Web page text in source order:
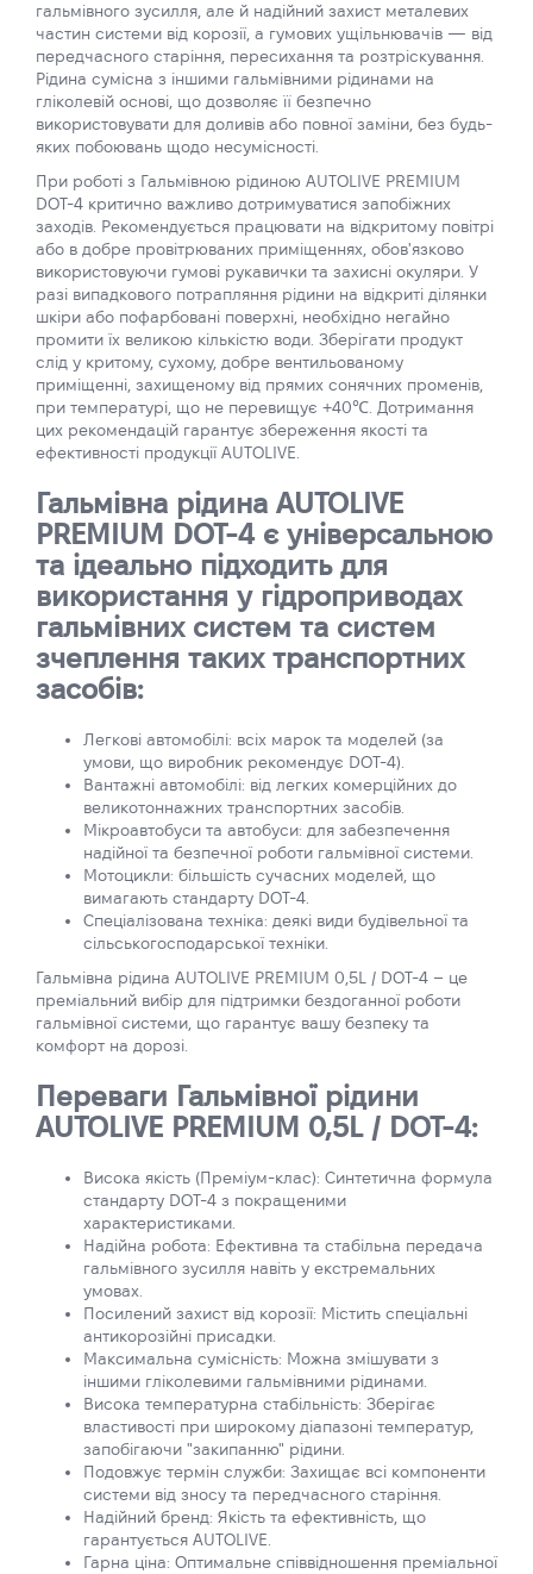
гальмівного зусилля, але й надійний захист металевих
частин системи від корозії, а гумових ущільнювачів — від
передчасного старіння, пересихання та розтріскування.
Рідина сумісна з іншими гальмівними рідинами на
гліколевій основі, що дозволяє її безпечно
використовувати для доливів або повної заміни, без будь-
яких побоювань щодо несумісності.
При роботі з Гальмівною рідиною AUTOLIVE PREMIUM
DOT-4 критично важливо дотримуватися запобіжних
заходів. Рекомендується працювати на відкритому повітрі
або в добре провітрюваних приміщеннях, обов'язково
використовуючи гумові рукавички та захисні окуляри. У
разі випадкового потрапляння рідини на відкриті ділянки
шкіри або пофарбовані поверхні, необхідно негайно
промити їх великою кількістю води. Зберігати продукт
слід у критому, сухому, добре вентильованому
приміщенні, захищеному від прямих сонячних променів,
при температурі, що не перевищує +40℃. Дотримання
цих рекомендацій гарантує збереження якості та
ефективності продукції AUTOLIVE.
Гальмівна рідина AUTOLIVE
PREMIUM DOT-4 є універсальною
та ідеально підходить для
використання у гідроприводах
гальмівних систем та систем
зчеплення таких транспортних
засобів:
Легкові автомобілі: всіх марок та моделей (за
умови, що виробник рекомендує DOT-4).
Вантажні автомобілі: від легких комерційних до
великотоннажних транспортних засобів.
Мікроавтобуси та автобуси: для забезпечення
надійної та безпечної роботи гальмівної системи.
Мотоцикли: більшість сучасних моделей, що
вимагають стандарту DOT-4.
Спеціалізована техніка: деякі види будівельної та
сільськогосподарської техніки.
Гальмівна рідина AUTOLIVE PREMIUM 0,5L / DOT-4 – це
преміальний вибір для підтримки бездоганної роботи
гальмівної системи, що гарантує вашу безпеку та
комфорт на дорозі.
Переваги Гальмівної рідини
AUTOLIVE PREMIUM 0,5L / DOT-4:
Висока якість (Преміум-клас): Синтетична формула
стандарту DOT-4 з покращеними
характеристиками.
Надійна робота: Ефективна та стабільна передача
гальмівного зусилля навіть у екстремальних
умовах.
Посилений захист від корозії: Містить спеціальні
антикорозійні присадки.
Максимальна сумісність: Можна змішувати з
іншими гліколевими гальмівними рідинами.
Висока температурна стабільність: Зберігає
властивості при широкому діапазоні температур,
запобігаючи "закипанню" рідини.
Подовжує термін служби: Захищає всі компоненти
системи від зносу та передчасного старіння.
Надійний бренд: Якість та ефективність, що
гарантується AUTOLIVE.
Гарна ціна: Оптимальне співвідношення преміальної